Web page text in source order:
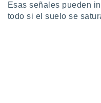
Esas señales pueden
todo si el suelo se